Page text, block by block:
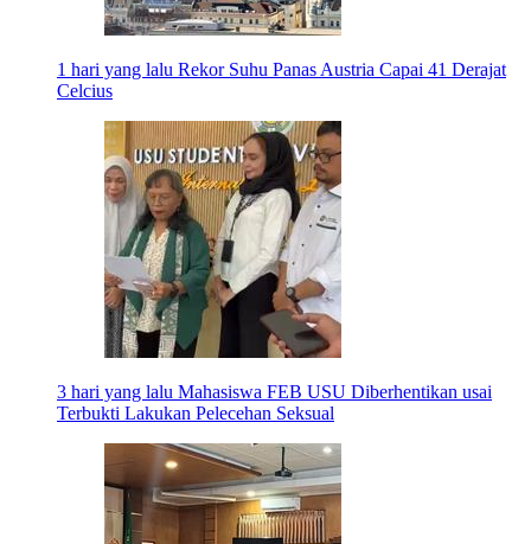
1 hari yang lalu Rekor Suhu Panas Austria Capai 41 Derajat
Celcius
3 hari yang lalu Mahasiswa FEB USU Diberhentikan usai
Terbukti Lakukan Pelecehan Seksual